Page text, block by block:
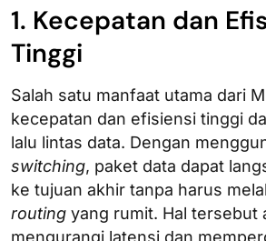
1. Kecepatan dan
Tinggi
Salah satu manfaat utama dari
kecepatan dan efisiensi tinggi
lalu lintas data. Dengan
switching, paket data dapat
ke tujuan akhir tanpa harus
routing yang rumit. Hal tersebut
mengurangi latensi dan